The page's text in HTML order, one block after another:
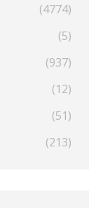
(4774)
(5)
(937)
(12)
(51)
(213)